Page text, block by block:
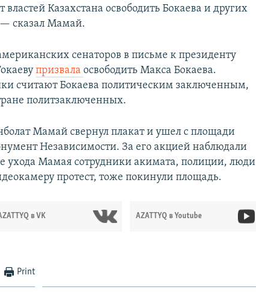
Казахстана освободить Бокаева и других
сказал Мамай.
сенаторов в письме к президенту
призвалаосвободить Макса Бокаева.
считают Бокаева политическим заключенным,
политзаключенных.
Мамай свернул плакат и ушел с площади
Независимости. За его акцией наблюдали
ухода Мамая сотрудники акимата, полиции, люди
протест, тоже покинули площадь.
в VK AZATTYQ в Youtube
Print